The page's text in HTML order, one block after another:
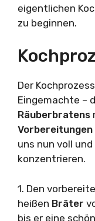
eigentlichen
zu beginnen.
Der
Eingemachte –
Räuberbratens
Vorbereitungen
uns nun voll
konzentrieren.
1. Den
heißen Bräter
bis er eine